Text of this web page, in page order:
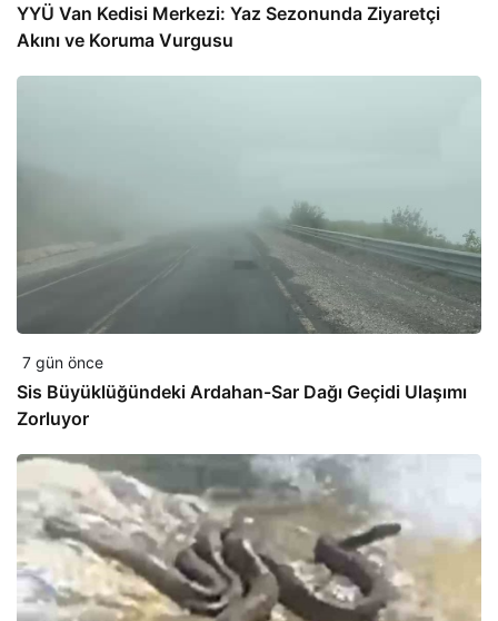
YYÜ Van Kedisi Merkezi: Yaz Sezonunda Ziyaretçi
Akını ve Koruma Vurgusu
7 gün önce
Sis Büyüklüğündeki Ardahan-Sar Dağı Geçidi Ulaşımı
Zorluyor